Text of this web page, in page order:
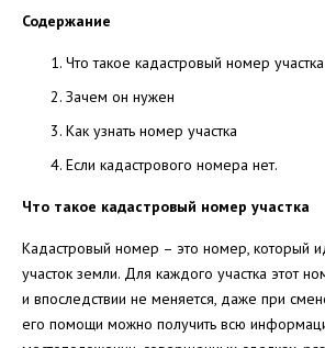
Содержание
Что такое кадастровый номер участка
Зачем он нужен
Как узнать номер участка
Если кадастрового номера нет.
Что такое кадастровый номер участка
Кадастровый номер – это номер, который
участок земли. Для каждого участка этот
и впоследствии не меняется, даже при
его помощи можно получить всю